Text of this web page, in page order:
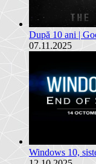
După 10 ani |
07.11.2025
Windows 10,